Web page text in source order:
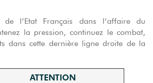
l’Etat Français dans l’affaire du
la pression, continuez le combat,
dans cette dernière ligne droite de la
ATTENTION